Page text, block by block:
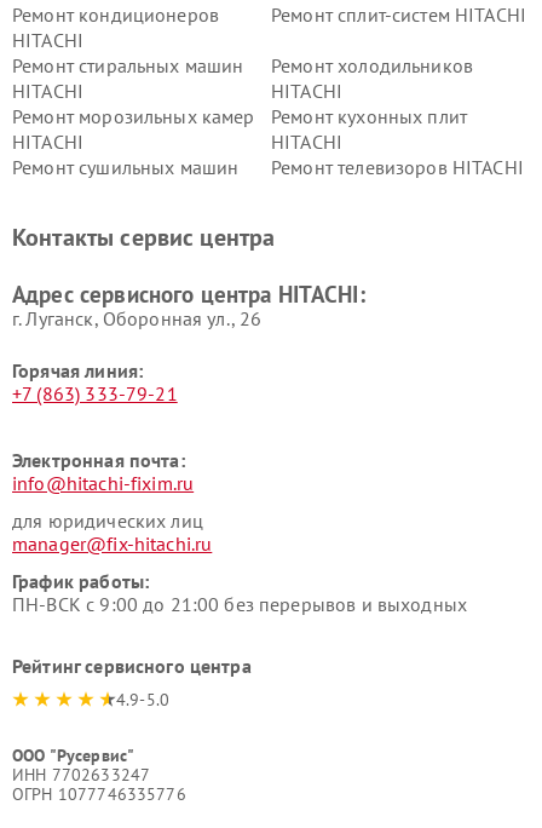
Ремонт кондиционеров
HITACHI
Ремонт сплит-систем HITACHI
Ремонт стиральных машин
HITACHI
Ремонт холодильников
HITACHI
Ремонт морозильных камер
HITACHI
Ремонт кухонных плит
HITACHI
Ремонт сушильных машин
Ремонт телевизоров HITACHI
данных HITACHI
HITACHI
HITACHI
HITACHI
Контакты сервис центра
Адрес сервисного центра HITACHI:
г. Луганск, Оборонная ул., 26
Горячая линия:
+7 (863) 333-79-21
Электронная почта:
info@hitachi-fixim.ru
для юридических лиц
manager@fix-hitachi.ru
График работы:
ПН-ВСК с 9:00 до 21:00 без перерывов и выходных
Рейтинг сервисного центра
4.9-5.0
ООО "Русервис"
ИНН 7702633247
ОГРН 1077746335776